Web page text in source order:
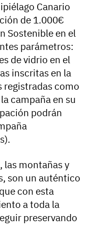
Canario
de 1.000€
Sostenible en el
parámetros:
de vidrio en el
inscritas en la
registradas como
campaña en su
podrán
las montañas y
son un auténtico
con esta
a toda la
preservando